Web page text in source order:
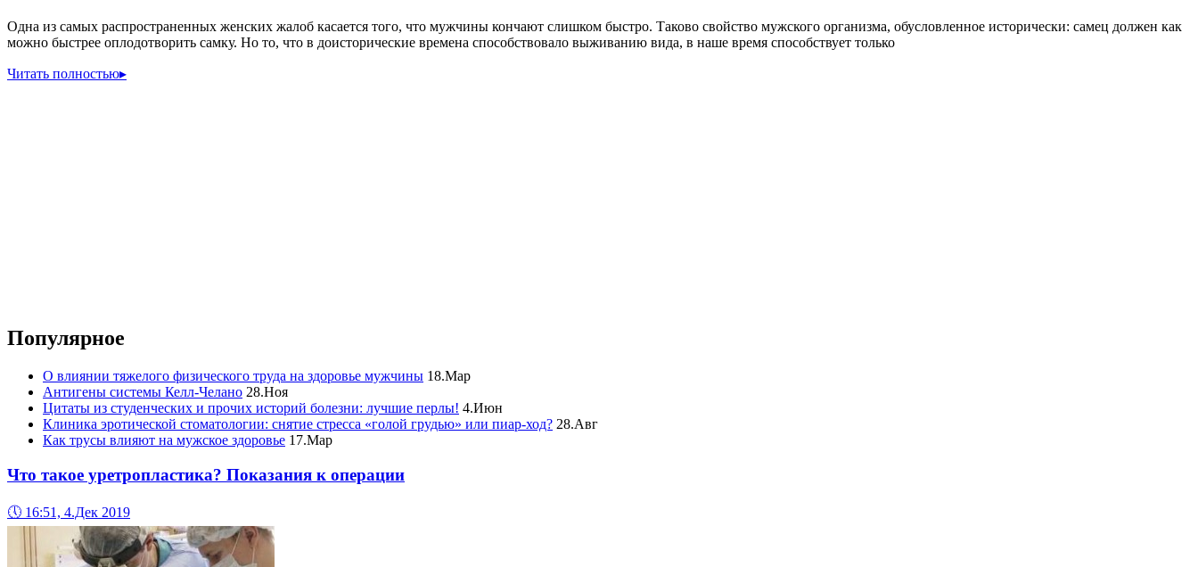
Одна из самых распространенных женских жалоб касается того, что мужчины кончают слишком быстро. Таково свойство мужского организма, обусловленное исторически: самец должен как
можно быстрее оплодотворить самку. Но то, что в доисторические времена способствовало выживанию вида, в наше время способствует только
Читать полностью▸
Популярное
О влиянии тяжелого физического труда на здоровье мужчины 18.Мар
Антигены системы Келл-Челано 28.Ноя
Цитаты из студенческих и прочих историй болезни: лучшие перлы! 4.Июн
Клиника эротической стоматологии: снятие стресса «голой грудью» или пиар-ход? 28.Авг
Как трусы влияют на мужское здоровье 17.Мар
Что такое уретропластика? Показания к операции
🕔 16:51, 4.Дек 2019